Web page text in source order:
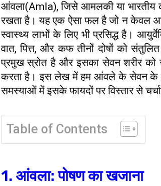
आंवला(Amla), जिसे आमलकी या भारतीय
रखता है। यह एक ऐसा फल है जो न केवल
स्वास्थ्य लाभों के लिए भी प्रसिद्ध है।
वात, पित्त, और कफ तीनों दोषों को
प्रमुख स्रोत है और इसका सेवन शरीर को
करता है। इस लेख में हम आंवले के सेवन के
समस्याओं में इसके फायदों पर विस्तार से
Table of Contents
1. आंवला: पोषण का खजाना